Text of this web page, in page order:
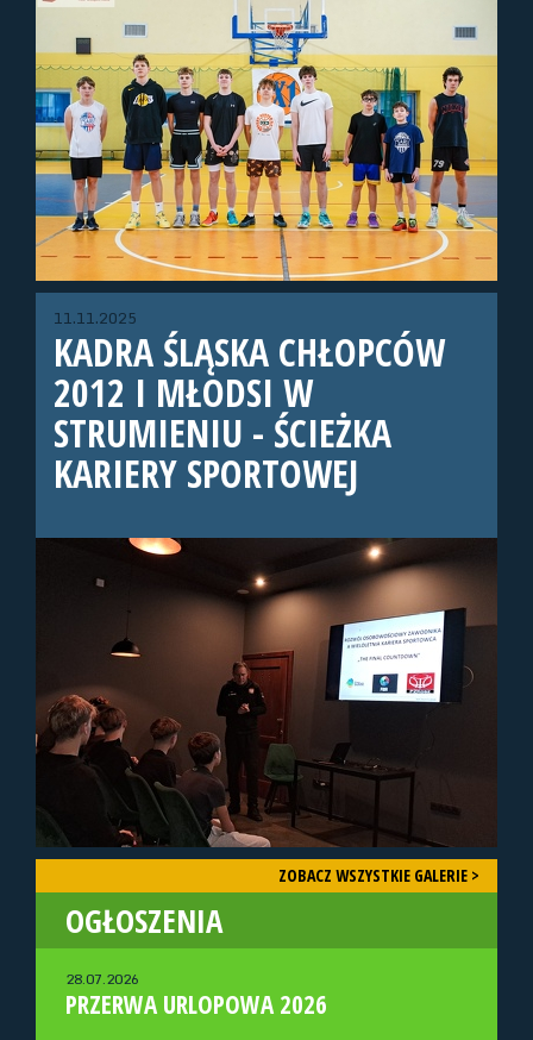
11.11.2025
KADRA ŚLĄSKA CHŁOPCÓW
2012 I MŁODSI W
STRUMIENIU - ŚCIEŻKA
KARIERY SPORTOWEJ
ZOBACZ WSZYSTKIE GALERIE >
OGŁOSZENIA
28.07.2026
PRZERWA URLOPOWA 2026